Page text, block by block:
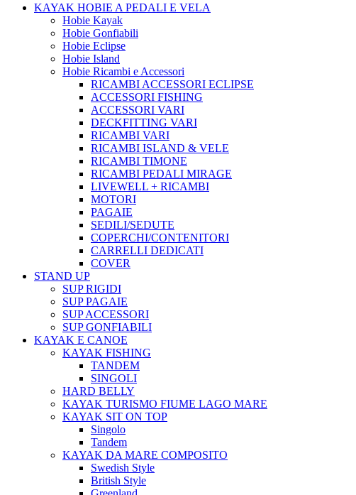
KAYAK HOBIE A PEDALI E VELA
Hobie Kayak
Hobie Gonfiabili
Hobie Eclipse
Hobie Island
Hobie Ricambi e Accessori
RICAMBI ACCESSORI ECLIPSE
ACCESSORI FISHING
ACCESSORI VARI
DECKFITTING VARI
RICAMBI VARI
RICAMBI ISLAND & VELE
RICAMBI TIMONE
RICAMBI PEDALI MIRAGE
LIVEWELL + RICAMBI
MOTORI
PAGAIE
SEDILI/SEDUTE
COPERCHI/CONTENITORI
CARRELLI DEDICATI
COVER
STAND UP
SUP RIGIDI
SUP PAGAIE
SUP ACCESSORI
SUP GONFIABILI
KAYAK E CANOE
KAYAK FISHING
TANDEM
SINGOLI
HARD BELLY
KAYAK TURISMO FIUME LAGO MARE
KAYAK SIT ON TOP
Singolo
Tandem
KAYAK DA MARE COMPOSITO
Swedish Style
British Style